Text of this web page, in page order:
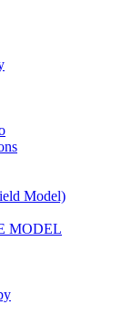
Model)
MODEL